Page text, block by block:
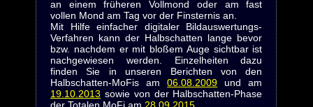
an einem früheren Vollmond oder am fast
vollen Mond am Tag vor der Finsternis an.
Mit Hilfe einfacher digitaler Bildauswertungs-
Verfahren kann der Halbschatten lange bevor
bzw. nachdem er mit bloßem Auge sichtbar ist
nachgewiesen werden. Einzelheiten dazu
finden Sie in unseren Berichten von den
Halbschatten-MoFis am06.08.2009 und am
19.10.2013 sowie von der Halbschatten-Phase
der Totalen MoFi am 28.09.2015.